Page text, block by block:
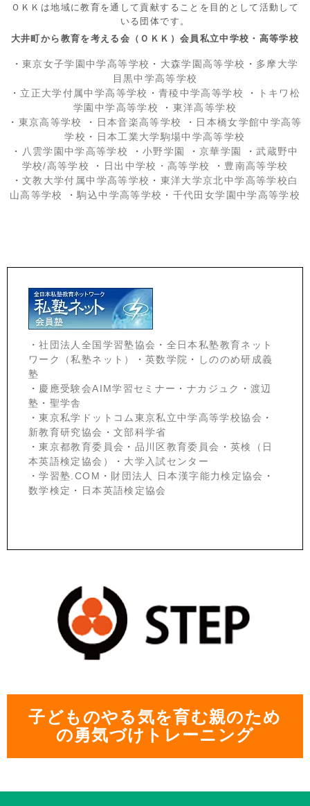
ＯＫＫは地域に教育を通して貢献することを目的として活動して
いる団体です。
大井町から教育を考える会（ＯＫＫ）会員私立中学校・高等学校
・ 東京女子学園中学高等学校 ・ 大森学園高等学校 ・ 多摩大学
目黒中学高等学校
・ 立正大学付属中学高等学校 ・ 青稜中学高等学校 ・
トキワ松
学園中学高等学校
・ 東洋高等学校
・ 東京高等学校 ・ 日本音楽高等学校 ・ 日本橋女学館中学高等
学校 ・
日本工業大学駒場中学高等学校
・ 八雲学園中学高等学校 ・ 小野学園 ・京華学園 ・武蔵野中
学校/高等学校
・ 日出中学校 ・高等学校 ・ 豊南高等学校
・ 文教大学付属中学高等学校 ・ 東洋大学京北中学高等学校白
山高等学校
・駒込中学高等学校 ・ 千代田女学園中学高等学校
・社団法人全国学習塾協会 ・ 全日本私塾教育ネット
ワーク（私塾ネット）
・ 英数学院 ・
しののめ研成義
塾
・ 慶應受験会AIM学習セミナー ・ ナカジュク ・ 渡辺
塾 ・ 聖学舎
・東京私学ドットコム東京私立中学高等学校協会 ・
新教育研究協会 ・ 文部科学省
・東京都教育委員会 ・ 品川区教育委員会 ・ 英検（日
本英語検定協会）
・ 大学入試センター
・学習塾.COM ・ 財団法人 日本漢字能力検定協会 ・
数学検定 ・ 日本英語検定協会
子どものやる気を育む親のため
の勇気づけトレーニング